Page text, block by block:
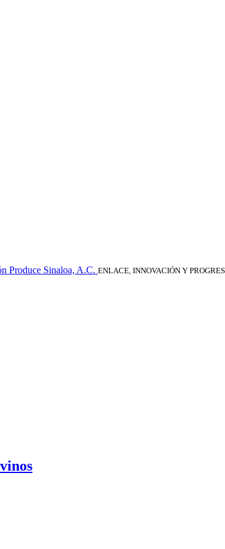
Produce Sinaloa, A.C. ENLACE, INNOVACIÓN Y